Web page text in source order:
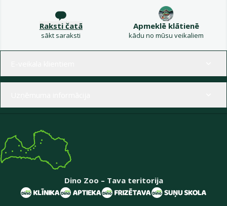
Raksti čatā
sākt saraksti
Apmeklē klātienē
kādu no mūsu veikaliem
Dino Zoo – Tava teritorija